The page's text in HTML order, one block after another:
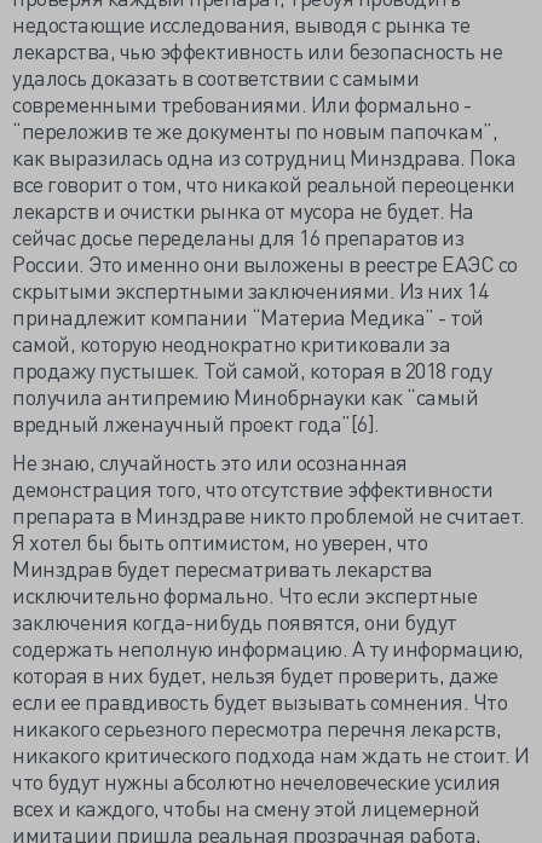
недостающие исследования, выводя с рынка те
лекарства, чью эффективность или безопасность не
удалось доказать в соответствии с самыми
современными требованиями. Или формально -
“переложив те же документы по новым папочкам”,
как выразилась одна из сотрудниц Минздрава. Пока
все говорит о том, что никакой реальной переоценки
лекарств и очистки рынка от мусора не будет. На
сейчас досье переделаны для 16 препаратов из
России. Это именно они выложены в реестре ЕАЭС со
скрытыми экспертными заключениями. Из них 14
принадлежит компании “Материа Медика” - той
самой, которую неоднократно критиковали за
продажу пустышек. Той самой, которая в 2018 году
получила антипремию Минобрнауки как “самый
вредный лженаучный проект года”[6].
Не знаю, случайность это или осознанная
демонстрация того, что отсутствие эффективности
препарата в Минздраве никто проблемой не считает.
Я хотел бы быть оптимистом, но уверен, что
Минздрав будет пересматривать лекарства
исключительно формально. Что если экспертные
заключения когда-нибудь появятся, они будут
содержать неполную информацию. А ту информацию,
которая в них будет, нельзя будет проверить, даже
если ее правдивость будет вызывать сомнения. Что
никакого серьезного пересмотра перечня лекарств,
никакого критического подхода нам ждать не стоит. И
что будут нужны абсолютно нечеловеческие усилия
всех и каждого, чтобы на смену этой лицемерной
имитации пришла реальная прозрачная работа,